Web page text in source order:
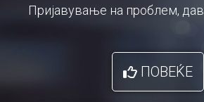
Пријавување на проблем,
ПОВЕЌЕ